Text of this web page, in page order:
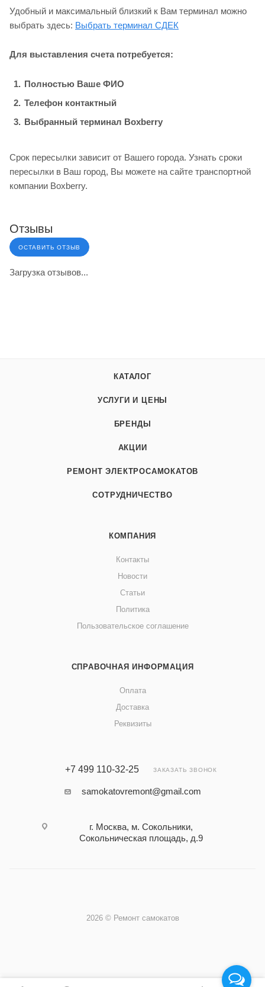
Удобный и максимальный близкий к Вам терминал можно
выбрать здесь: Выбрать терминал СДЕК
Для выставления счета потребуется:
Полностью Ваше ФИО
Телефон контактный
Выбранный терминал Boxberry
Срок пересылки зависит от Вашего города. Узнать сроки
пересылки в Ваш город, Вы можете на сайте транспортной
компании Boxberry.
Отзывы
ОСТАВИТЬ ОТЗЫВ
Загрузка отзывов...
КАТАЛОГ
УСЛУГИ И ЦЕНЫ
БРЕНДЫ
АКЦИИ
РЕМОНТ ЭЛЕКТРОСАМОКАТОВ
СОТРУДНИЧЕСТВО
КОМПАНИЯ
Контакты
Новости
Статьи
Политика
Пользовательское соглашение
СПРАВОЧНАЯ ИНФОРМАЦИЯ
Оплата
Доставка
Реквизиты
+7 499 110-32-25 ЗАКАЗАТЬ ЗВОНОК
samokatovremont@gmail.com
г. Москва, м. Сокольники,
Сокольническая площадь, д.9
2026 © Ремонт самокатов